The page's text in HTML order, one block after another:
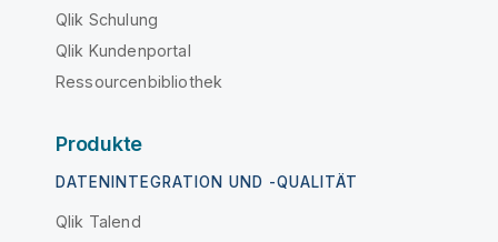
Qlik Schulung
Qlik Kundenportal
Ressourcenbibliothek
Produkte
DATENINTEGRATION UND -QUALITÄT
Qlik Talend